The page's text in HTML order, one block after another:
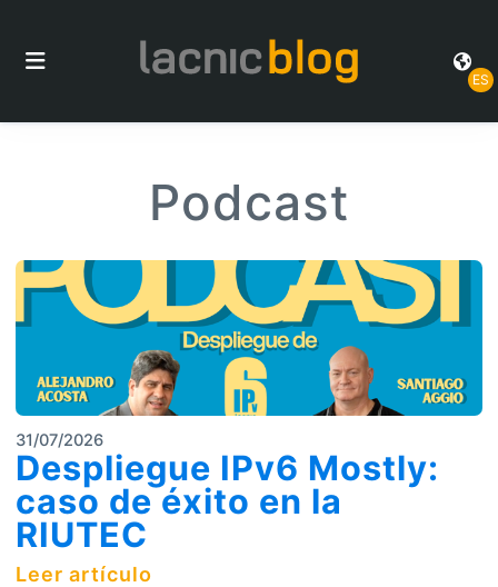
ES
Podcast
31/07/2026
Despliegue IPv6 Mostly:
caso de éxito en la
RIUTEC
Leer artículo